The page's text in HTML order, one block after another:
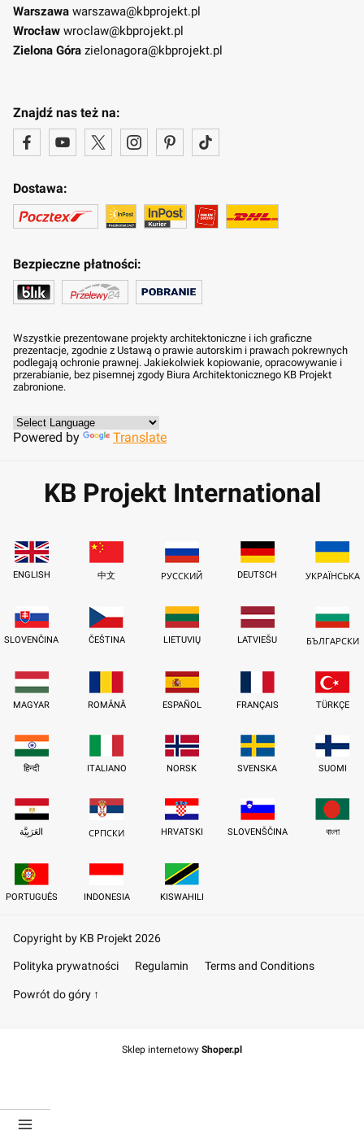
Warszawa warszawa@kbprojekt.pl
Wrocław wroclaw@kbprojekt.pl
Zielona Góra zielonagora@kbprojekt.pl
Znajdź nas też na:
Dostawa:
Bezpieczne płatności:
Wszystkie prezentowane projekty architektoniczne i ich graficzne
prezentacje, zgodnie z Ustawą o prawie autorskim i prawach pokrewnych
podlegają ochronie prawnej. Jakiekolwiek kopiowanie, opracowywanie i
przerabianie, bez pisemnej zgody Biura Architektonicznego KB Projekt
zabronione.
Powered by Translate
KB Projekt International
ENGLISH 中文 РУССКИЙ DEUTSCH УКРАЇНСЬКА
SLOVENČINA ČEŠTINA LIETUVIŲ LATVIEŠU БЪЛГАРСКИ
MAGYAR ROMÂNĂ ESPAÑOL FRANÇAIS TÜRKÇE
हिन्दी ITALIANO NORSK SVENSKA SUOMI
العَرَبِيَّة СРПСКИ HRVATSKI SLOVENŠČINA বাংলা
PORTUGUÊS INDONESIA KISWAHILI
Copyright by KB Projekt 2026
Polityka prywatności Regulamin Terms and Conditions
Powrót do góry ↑
Sklep internetowy Shoper.pl